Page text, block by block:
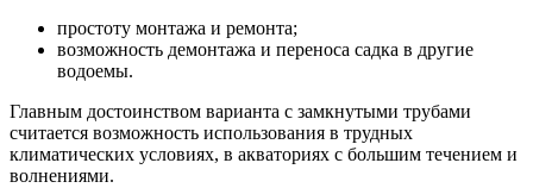
простоту монтажа и ремонта;
возможность демонтажа и переноса садка в другие
водоемы.
Главным достоинством варианта с замкнутыми трубами
считается возможность использования в трудных
климатических условиях, в акваториях с большим течением и
волнениями.